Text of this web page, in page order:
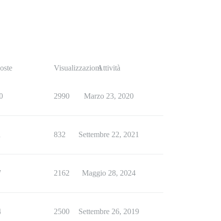
VisualizzazioniAttività
2990 Marzo 23, 2020
832 Settembre 22, 2021
2162 Maggio 28, 2024
2500 Settembre 26, 2019